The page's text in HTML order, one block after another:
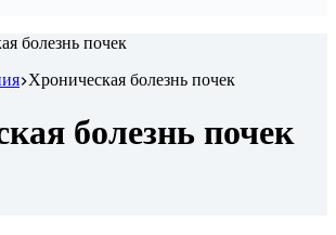
Хроническая болезнь почек
болезнь почек